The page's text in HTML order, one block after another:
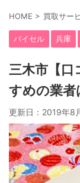
HOME > 買取サー
バイセル 兵庫
三木市【口
すめの業者
更新日： 2019年8